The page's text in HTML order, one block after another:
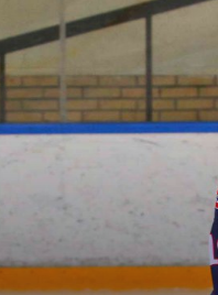
Красная Армия
МХК Динамо СПб
МХК Динамо-М
Дивизион Серебряный